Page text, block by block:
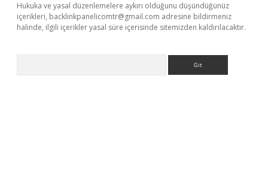
Hukuka ve yasal düzenlemelere aykırı olduğunu düşündüğünüz
içerikleri, backlinkpanelicomtr@gmail.com adresine bildirmeniz
halinde, ilgili içerikler yasal süre içerisinde sitemizden kaldırılacaktır.